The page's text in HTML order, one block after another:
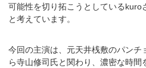
可能性を切り拓こうとしているkuro
と考えています。
今回の主演は、元天井桟敷のパンチ
ら寺山修司氏と関わり、濃密な時間